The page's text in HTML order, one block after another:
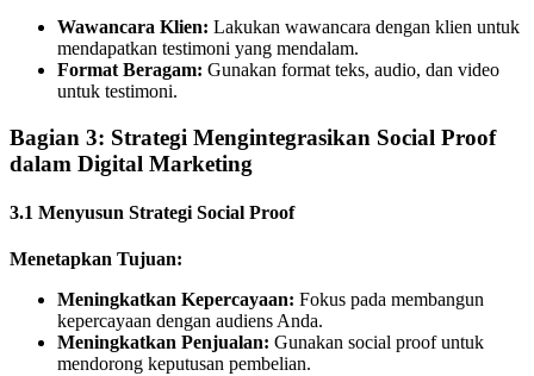
Wawancara Klien: Lakukan wawancara dengan klien untuk
mendapatkan testimoni yang mendalam.
Format Beragam: Gunakan format teks, audio, dan video
untuk testimoni.
Bagian 3: Strategi Mengintegrasikan Social Proof
dalam Digital Marketing
3.1 Menyusun Strategi Social Proof
Menetapkan Tujuan:
Meningkatkan Kepercayaan: Fokus pada membangun
kepercayaan dengan audiens Anda.
Meningkatkan Penjualan: Gunakan social proof untuk
mendorong keputusan pembelian.